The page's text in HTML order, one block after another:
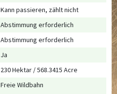
Kann passieren, zählt nicht
Abstimmung erforderlich
Abstimmung erforderlich
Ja
230 Hektar / 568.3415 Acre
Freie Wildbahn